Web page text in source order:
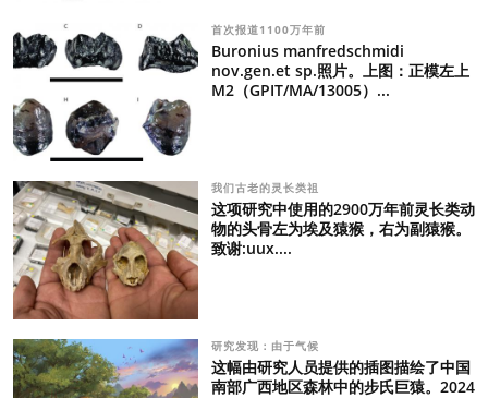
首次报道1100万年前
Buronius manfredschmidi
nov.gen.et sp.照片。上图：正模左上
M2（GPIT/MA/13005）...
我们古老的灵长类祖
这项研究中使用的2900万年前灵长类动
物的头骨左为埃及猿猴，右为副猿猴。
致谢:uux....
研究发现：由于气候
这幅由研究人员提供的插图描绘了中国
南部广西地区森林中的步氏巨猿。2024